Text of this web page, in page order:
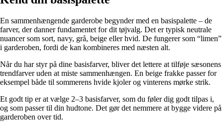
En sammenhængende garderobe begynder med en basispalette – de
farver, der danner fundamentet for dit tøjvalg. Det er typisk neutrale
nuancer som sort, navy, grå, beige eller hvid. De fungerer som “limen”
i garderoben, fordi de kan kombineres med næsten alt.
Når du har styr på dine basisfarver, bliver det lettere at tilføje sæsonens
trendfarver uden at miste sammenhængen. En beige frakke passer for
eksempel både til sommerens hvide kjoler og vinterens mørke strik.
Et godt tip er at vælge 2–3 basisfarver, som du føler dig godt tilpas i,
og som passer til din hudtone. Det gør det nemmere at bygge videre på
garderoben over tid.